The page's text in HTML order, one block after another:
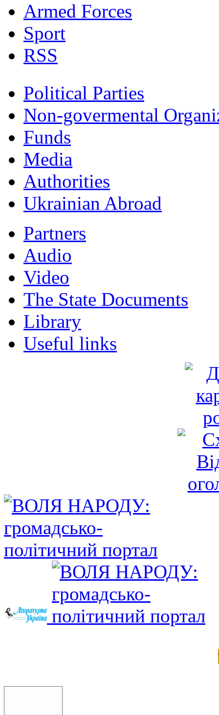
Armed Forces
Sport
RSS
Political Parties
Non-govermental
Funds
Мedia
Authorities
Ukrainian Abroad
Partners
Audio
Video
The State Documents
Library
Useful links